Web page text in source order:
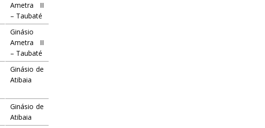
Ametra II
– Taubaté
Ginásio
Ametra II
– Taubaté
Ginásio de
Atibaia
Ginásio de
Atibaia